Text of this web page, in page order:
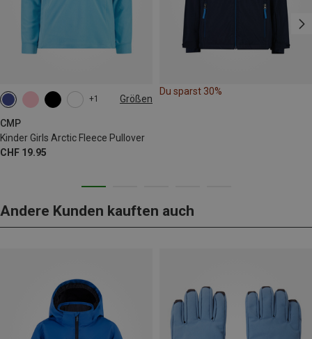
+1 Größen
CMP
Kinder Girls Arctic Fleece Pullover
CHF 19.95
Du sparst 30%
Andere Kunden kauften auch